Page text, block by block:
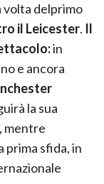
volta delprimo
il Leicester. Il
in
e ancora
la sua
mentre
prima sfida, in